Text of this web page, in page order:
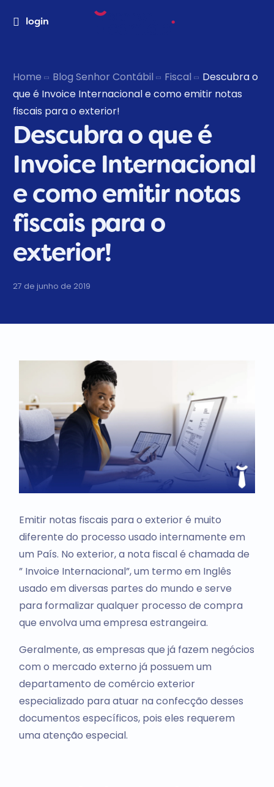
login
Home Blog Senhor Contábil Fiscal
Descubra o
que é Invoice Internacional e como emitir notas
fiscais para o exterior!
Descubra o que é
Invoice Internacional
e como emitir notas
fiscais para o
exterior!
27 de junho de 2019
Emitir notas fiscais para o exterior é muito
diferente do processo usado internamente em
um País. No exterior, a nota fiscal é chamada de
” Invoice Internacional”, um termo em Inglês
usado em diversas partes do mundo e serve
para formalizar qualquer processo de compra
que envolva uma empresa estrangeira.
Geralmente, as empresas que já fazem negócios
com o mercado externo já possuem um
departamento de comércio exterior
especializado para atuar na confecção desses
documentos específicos, pois eles requerem
uma atenção especial.